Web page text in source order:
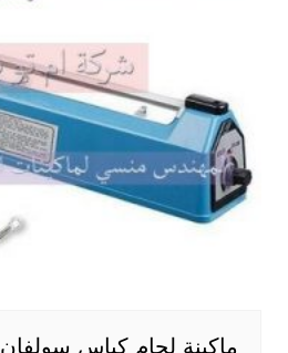
ماكينة لحام كياس سولفان